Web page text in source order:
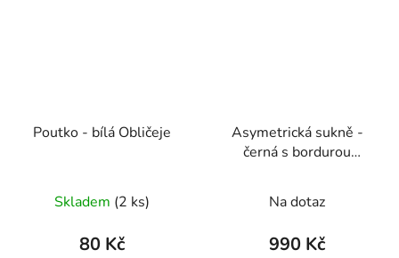
Poutko - bílá Obličeje
Skladem (2 ks)
80 Kč
Asymetrická sukně -
černá s bordurou
Na dotaz
990 Kč